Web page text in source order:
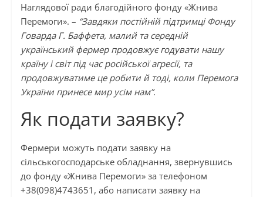
Наглядової ради благодійного фонду «Жнива
Перемоги». – “Завдяки постійній підтримці Фонду
Говарда Г. Баффета, малий та середній
український фермер продовжує годувати нашу
країну і світ під час російської агресії, та
продовжуватиме це робити й тоді, коли Перемога
України принесе мир усім нам”.
Як подати заявку?
Фермери можуть подати заявку на
сільськогосподарське обладнання, звернувшись
до фонду «Жнива Перемоги» за телефоном
+38(098)4743651, або написати заявку на